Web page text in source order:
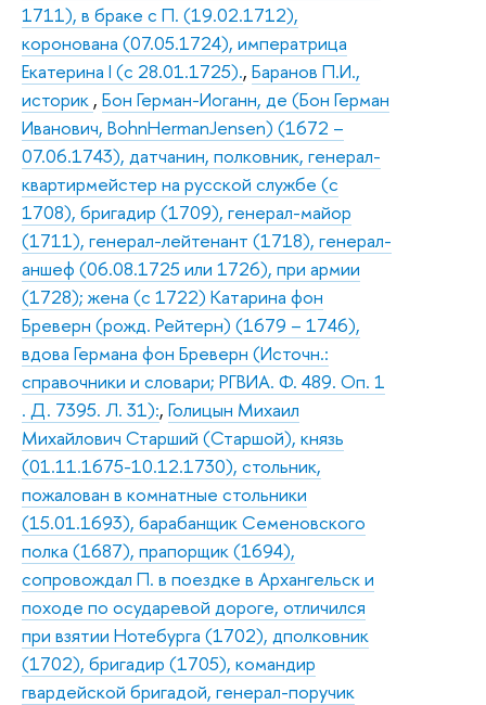
1711), в браке с П. (19.02.1712),
коронована (07.05.1724), императрица
Екатерина I (с 28.01.1725)., Баранов П.И.,
историк , Бон Герман-Иоганн, де (Бон Герман
Иванович, BohnHermanJensen) (1672 –
07.06.1743), датчанин, полковник, генерал-
квартирмейстер на русской службе (с
1708), бригадир (1709), генерал-майор
(1711), генерал-лейтенант (1718), генерал-
аншеф (06.08.1725 или 1726), при армии
(1728); жена (с 1722) Катарина фон
Бреверн (рожд. Рейтерн) (1679 – 1746),
вдова Германа фон Бреверн (Источн.:
справочники и словари; РГВИА. Ф. 489. Оп. 1
. Д. 7395. Л. 31):, Голицын Михаил
Михайлович Старший (Старшой), князь
(01.11.1675-10.12.1730), стольник,
пожалован в комнатные стольники
(15.01.1693), барабанщик Семеновского
полка (1687), прапорщик (1694),
сопровождал П. в поездке в Архангельск и
походе по осударевой дороге, отличился
при взятии Нотебурга (1702), дполковник
(1702), бригадир (1705), командир
гвардейской бригадой, генерал-поручик